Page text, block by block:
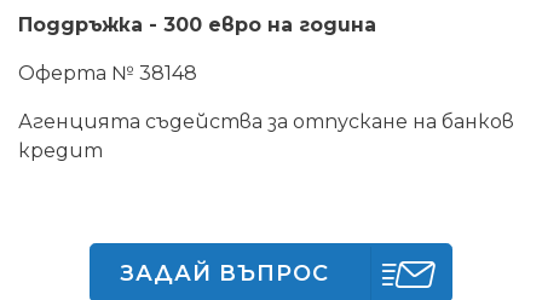
Поддръжка - 300 евро на година
Оферта № 38148
Агенцията съдейства за отпускане на банков
кредит
ЗАДАЙ ВЪПРОС